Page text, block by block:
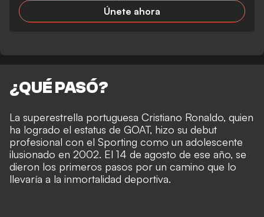
Únete ahora
¿QUÉ PASÓ?
La superestrella portuguesa Cristiano Ronaldo, quien
ha logrado el estatus de GOAT, hizo su debut
profesional con el Sporting como un adolescente
ilusionado en 2002. El 14 de agosto de ese año, se
dieron los primeros pasos por un camino que lo
llevaría a la inmortalidad deportiva.